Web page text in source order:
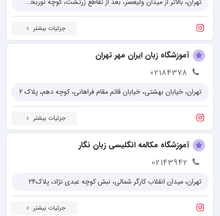
جزئیات بیشتر
آموزشگاه زبان ایران مهر تهران
02184378
تهران، خیابان بهشتی، خیابان قائم مقام فراهانی، کوچه دهم، پلاک 2
جزئیات بیشتر
آموزشگاه مکالمه انگلیسی زبان نگار
02143942
تهران، میدان انقلاب کارگر شمالی، نبش کوچه عبدی نژاد، پلاک۲۴
جزئیات بیشتر